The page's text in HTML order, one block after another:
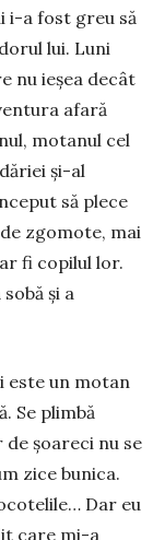
i-a fost greu să
lui. Luni
nu ieșea decât
afară
motanul cel
și-al
să plece
zgomote, mai
fi copilul lor.
și a
este un motan
Se plimbă
șoareci nu se
zice bunica.
Dar eu
care mi-a